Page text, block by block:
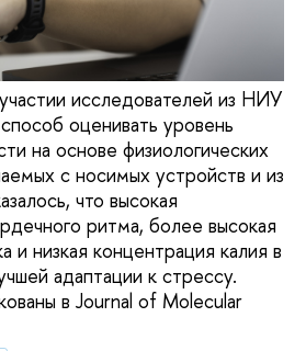
исследователей из НИУ
оценивать уровень
на основе физиологических
с носимых устройств и из
что высокая
ритма, более высокая
и низкая концентрация калия в
адаптации к стрессу.
в Journal of Molecular